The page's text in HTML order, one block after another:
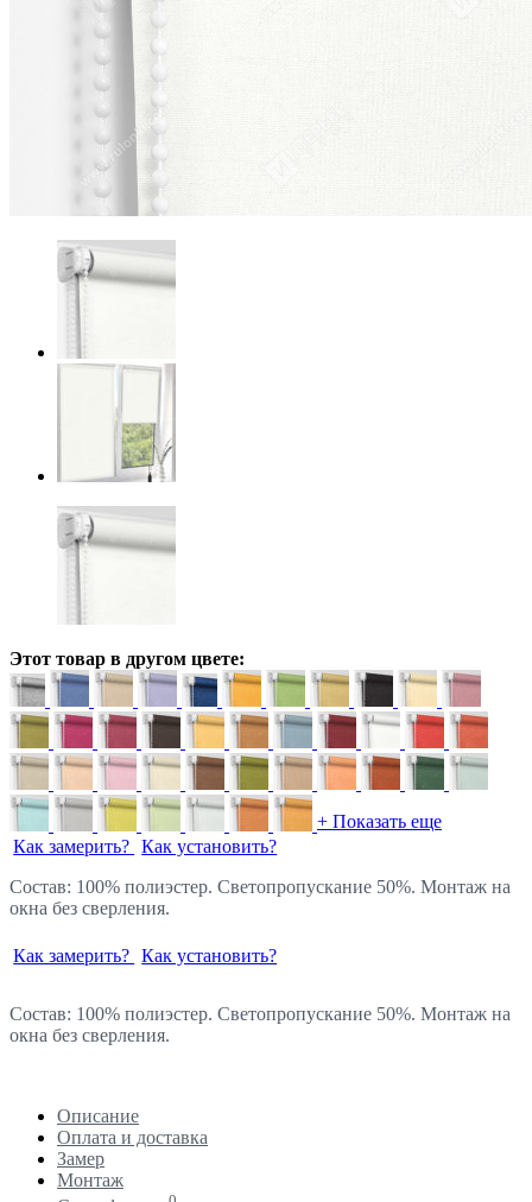
Этот товар в другом цвете:
+ Показать еще
Как замерить? Как установить?
Состав: 100% полиэстер. Светопропускание 50%. Монтаж на
окна без сверления.
Как замерить? Как установить?
Состав: 100% полиэстер. Светопропускание 50%. Монтаж на
окна без сверления.
Описание
Оплата и доставка
Замер
Монтаж